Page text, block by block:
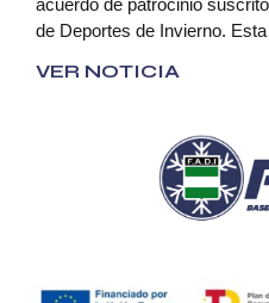
acuerdo de patrocinio
de Deportes de Invierno.
VER NOTICIA